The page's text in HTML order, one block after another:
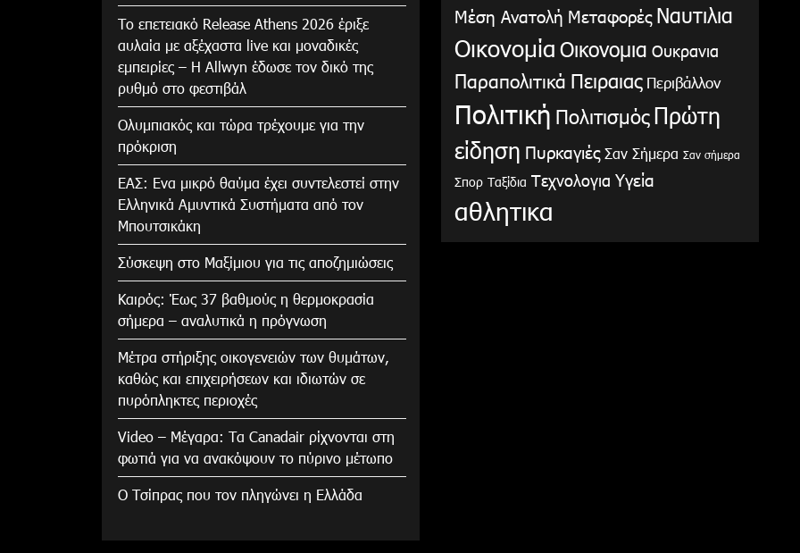
Το επετειακό Release Athens 2026 έριξε
αυλαία με αξέχαστα live και μοναδικές
εμπειρίες – Η Allwyn έδωσε τον δικό της
ρυθμό στο φεστιβάλ
Ολυμπιακός και τώρα τρέχουμε για την
πρόκριση
ΕΑΣ: Ενα μικρό θαύμα έχει συντελεστεί στην
Ελληνικά Αμυντικά Συστήματα από τον
Μπουτσικάκη
Σύσκεψη στο Μαξίμιου για τις αποζημιώσεις
Καιρός: Έως 37 βαθμούς η θερμοκρασία
σήμερα – αναλυτικά η πρόγνωση
Μέτρα στήριξης οικογενειών των θυμάτων,
καθώς και επιχειρήσεων και ιδιωτών σε
πυρόπληκτες περιοχές
Video – Μέγαρα: Τα Canadair ρίχνονται στη
φωτιά για να ανακόψουν το πύρινο μέτωπο
Ο Τσίπρας που τον πληγώνει η Ελλάδα
Μέση Ανατολή Μεταφορές Ναυτιλια
Οικονομία Οικονομια Ουκρανια
Παραπολιτικά Πειραιας Περιβάλλον
Πολιτική Πολιτισμός Πρώτη
είδηση Πυρκαγιές Σαν Σήμερα Σαν σήμερα
Σπορ Ταξίδια Τεχνολογια Υγεία
αθλητικα